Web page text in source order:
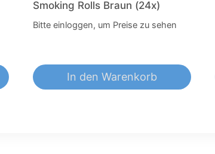
Smoking Rolls Braun (24x)
Bitte einloggen, um Preise zu sehen
In den Warenkorb